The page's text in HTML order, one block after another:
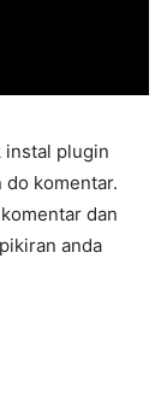
instal plugin
do komentar.
dan
anda